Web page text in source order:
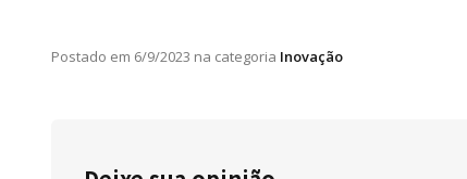
Postado em 6/9/2023 na categoria Inovação